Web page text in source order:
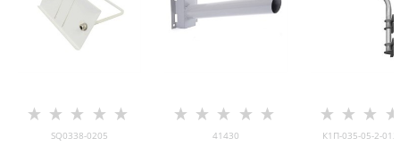
SQ0338-0205 41430 К1П-035-05-2-